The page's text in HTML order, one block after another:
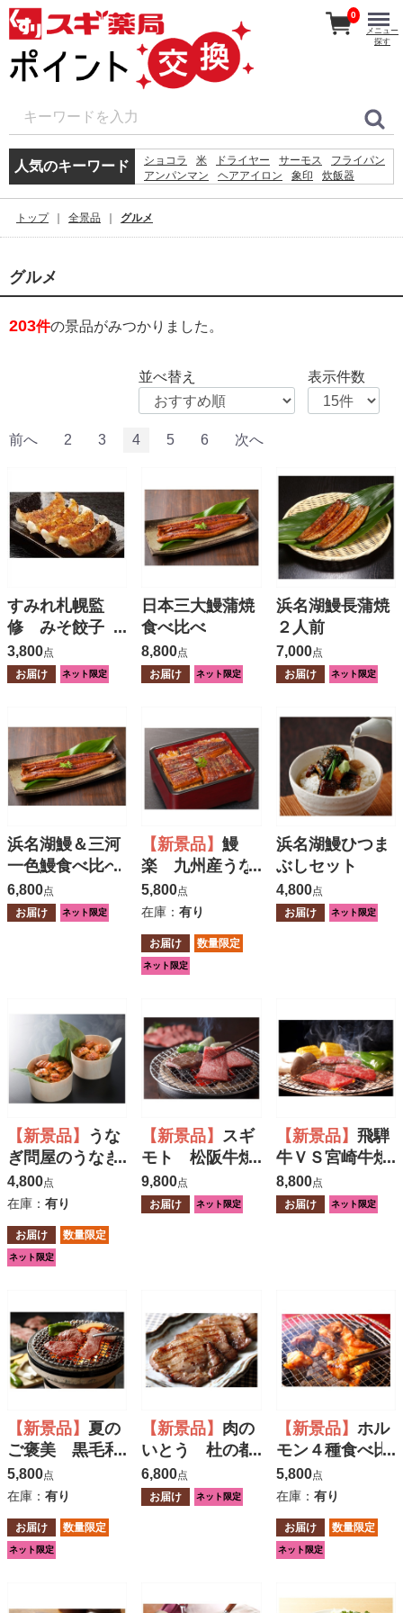
人気のキーワード ショコラ 米 ドライヤー サーモス
フライパン
アンパンマン
ヘアアイロン 象印
炊飯器
イヤホン
0
メニュー
探す
トップ 全景品 グルメ
グルメ
203件の景品がみつかりました。
並べ替え 表示件数
前へ 2 3 4 5 6 次へ
すみれ札幌監
修 みそ餃子
２パック
3,800点
お届け
ネット限定
日本三大鰻蒲焼
食べ比べ
8,800点
お届け
ネット限定
浜名湖鰻長蒲焼
２人前
7,000点
お届け
ネット限定
浜名湖鰻＆三河
一色鰻食べ比べ
6,800点
お届け
ネット限定
【新景品】鰻
楽 九州産うな
ぎ蒲焼切り身
４切
5,800点
在庫：有り
お届け 数量限定
ネット限定
浜名湖鰻ひつま
ぶしセット
4,800点
お届け
ネット限定
【新景品】
うな
ぎ問屋のうなぎ
おこわ
4,800点
在庫： 有り
お届け 数量限定
ネット限定
【新景品】 スギ
モト 松阪牛焼
肉用 バラ４８
０ｇ
9,800点
お届け
ネット限定
【新景品】 飛騨
牛ＶＳ宮崎牛焼
肉用 ４００ｇ
8,800点
お届け
ネット限定
【新景品】 夏の
ご褒美 黒毛和
牛肩ロース焼
肉 ３００ｇ
5,800点
在庫： 有り
お届け 数量限定
ネット限定
【新景品】 肉の
いとう 杜の都
仙台名物肉厚牛
たん
6,800点
お届け
ネット限定
【新景品】 ホル
モン４種食べ比
べセット 牛マ
ルコロホルモ
ン・豚塩ホルモ
ン・豚ハラミ味
噌・豚ハラミ塩
5,800点
在庫： 有り
お届け 数量限定
ネット限定